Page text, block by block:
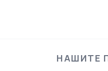
НАШИТЕ